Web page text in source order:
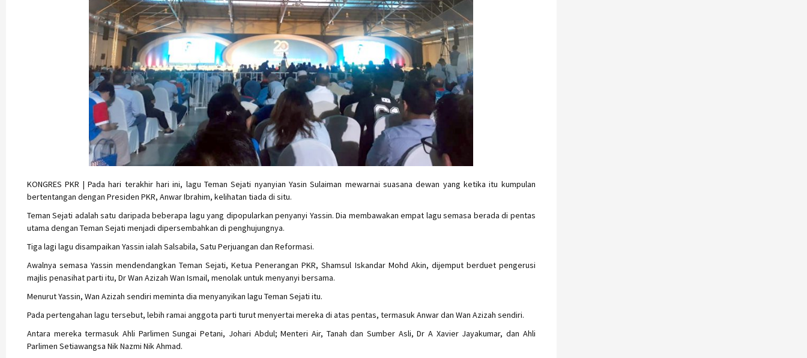
KONGRES PKR | Pada hari terakhir hari ini, lagu Teman Sejati nyanyian Yasin Sulaiman mewarnai suasana dewan yang ketika itu kumpulan
bertentangan dengan Presiden PKR, Anwar Ibrahim, kelihatan tiada di situ.
Teman Sejati adalah satu daripada beberapa lagu yang dipopularkan penyanyi Yassin. Dia membawakan empat lagu semasa berada di pentas
utama dengan Teman Sejati menjadi dipersembahkan di penghujungnya.
Tiga lagi lagu disampaikan Yassin ialah Salsabila, Satu Perjuangan dan Reformasi.
Awalnya semasa Yassin mendendangkan Teman Sejati, Ketua Penerangan PKR, Shamsul Iskandar Mohd Akin, dijemput berduet pengerusi
majlis penasihat parti itu, Dr Wan Azizah Wan Ismail, menolak untuk menyanyi bersama.
Menurut Yassin, Wan Azizah sendiri meminta dia menyanyikan lagu Teman Sejati itu.
Pada pertengahan lagu tersebut, lebih ramai anggota parti turut menyertai mereka di atas pentas, termasuk Anwar dan Wan Azizah sendiri.
Antara mereka termasuk Ahli Parlimen Sungai Petani, Johari Abdul; Menteri Air, Tanah dan Sumber Asli, Dr A Xavier Jayakumar, dan Ahli
Parlimen Setiawangsa Nik Nazmi Nik Ahmad.